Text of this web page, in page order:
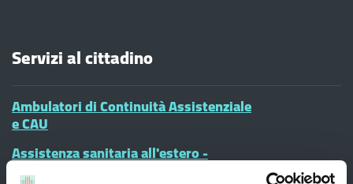
Servizi al cittadino
Ambulatori di Continuità Assistenziale
e CAU
Assistenza sanitaria all'estero -
Assistenza sanitaria transfrontaliera